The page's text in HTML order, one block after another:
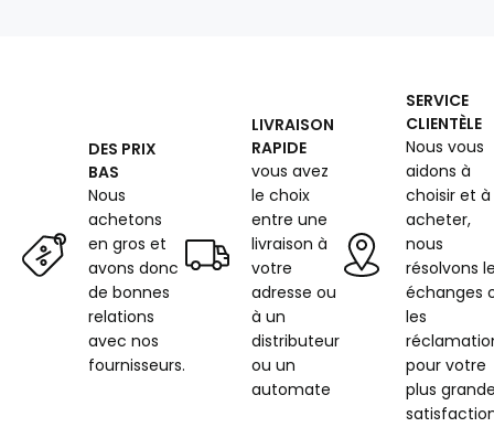
DES PRIX
BAS
Nous
achetons
en gros et
avons donc
de bonnes
relations
avec nos
fournisseurs.
LIVRAISON
RAPIDE
vous avez
le choix
entre une
livraison à
votre
adresse ou
à un
distributeur
ou un
automate
SERVICE
CLIENTÈLE
Nous vous
aidons à
choisir et à
acheter,
nous
résolvons
échanges
les
pour votre
plus